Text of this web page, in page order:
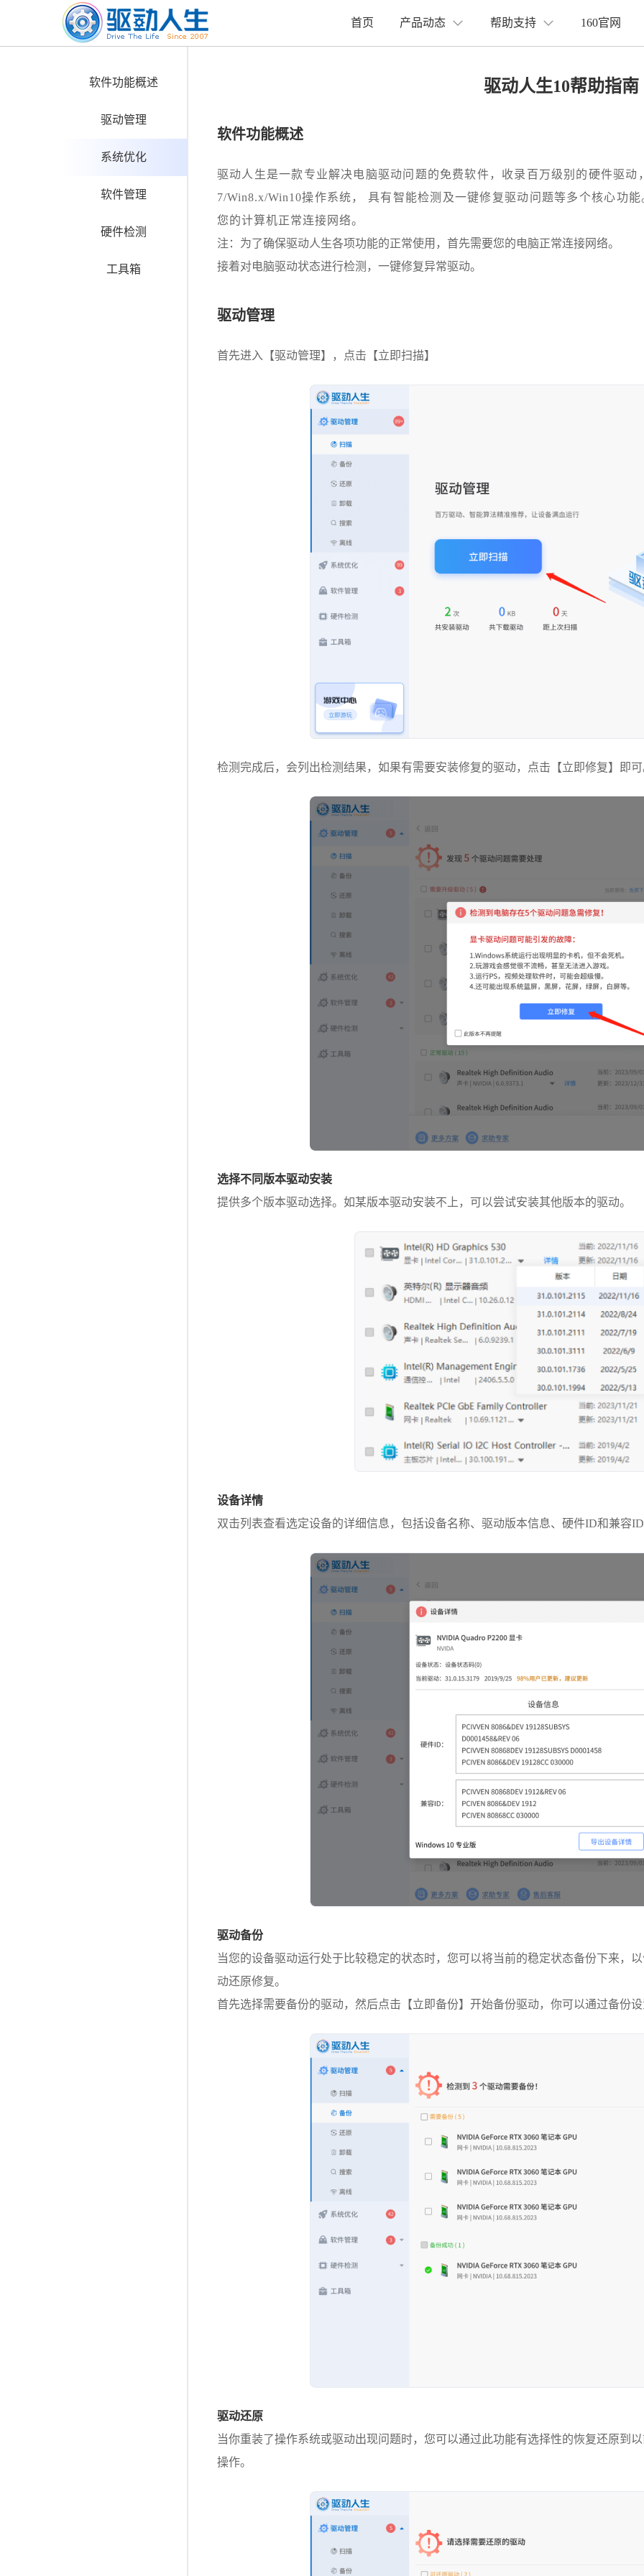
首页 产品动态 帮助支持
常见问题
160官网
软件功能概述
驱动管理
系统优化
软件管理
硬件检测
工具箱
驱动人生10帮助指南
软件功能概述
驱动人生是一款专业解决电脑驱动问题的免费软件，收录百万级别的硬件驱动
7/Win8.x/Win10操作系统， 具有智能检测及一键修复驱动问题等多个核心功
您的计算机正常连接网络。
注：为了确保驱动人生各项功能的正常使用，首先需要您的电脑正常连接网络。
接着对电脑驱动状态进行检测，一键修复异常驱动。
驱动管理
首先进入【驱动管理】，点击【立即扫描】
检测完成后，会列出检测结果，如果有需要安装修复的驱动，点击【立即修复】即
选择不同版本驱动安装
提供多个版本驱动选择。如某版本驱动安装不上，可以尝试安装其他版本的驱动。
设备详情
双击列表查看选定设备的详细信息，包括设备名称、驱动版本信息、硬件ID和兼容
驱动备份
当您的设备驱动运行处于比较稳定的状态时，您可以将当前的稳定状态备份下来，
动还原修复。
首先选择需要备份的驱动，然后点击【立即备份】开始备份驱动，你可以通过备份
驱动还原
当你重装了操作系统或驱动出现问题时，您可以通过此功能有选择性的恢复还原到
操作。